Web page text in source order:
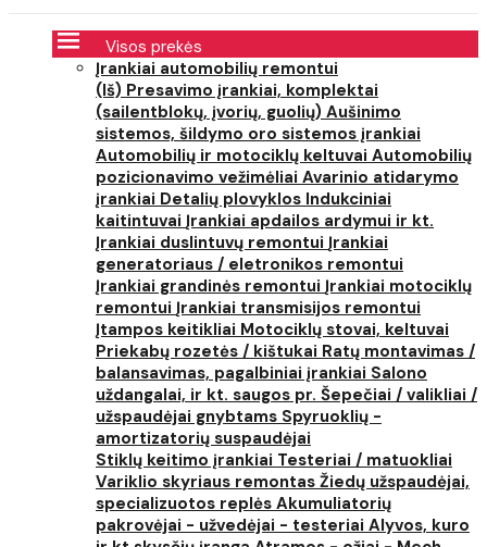
Visos prekės
Įrankiai automobilių remontui
(Iš) Presavimo įrankiai, komplektai
(sailentblokų, įvorių, guolių) Aušinimo
sistemos, šildymo oro sistemos įrankiai
Automobilių ir motociklų keltuvai Automobilių
pozicionavimo vežimėliai Avarinio atidarymo
įrankiai Detalių plovyklos Indukciniai
kaitintuvai Įrankiai apdailos ardymui ir kt.
Įrankiai duslintuvų remontui Įrankiai
generatoriaus / eletronikos remontui
Įrankiai grandinės remontui Įrankiai motociklų
remontui Įrankiai transmisijos remontui
Įtampos keitikliai Motociklų stovai, keltuvai
Priekabų rozetės / kištukai Ratų montavimas /
balansavimas, pagalbiniai įrankiai Salono
uždangalai, ir kt. saugos pr. Šepečiai / valikliai /
užspaudėjai gnybtams Spyruoklių -
amortizatorių suspaudėjai
Stiklų keitimo įrankiai Testeriai / matuokliai
Variklio skyriaus remontas Žiedų užspaudėjai,
specializuotos replės Akumuliatorių
pakrovėjai - užvedėjai - testeriai Alyvos, kuro